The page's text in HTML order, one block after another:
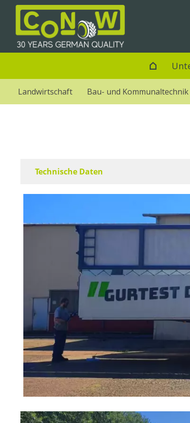
Landwirtschaft Bau- und Kommunaltechnik
Technische Daten